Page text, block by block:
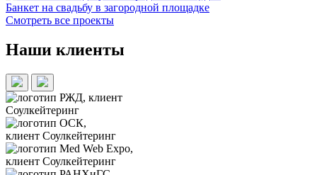
Банкет на свадьбу в загородной площадке
Смотреть все проекты
Наши клиенты